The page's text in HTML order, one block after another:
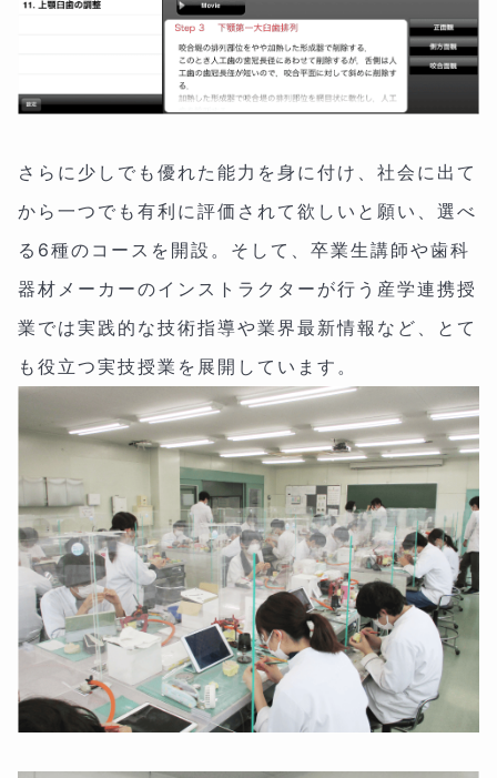
さらに少しでも優れた能力を身に付け、社会に出て
から一つでも有利に評価されて欲しいと願い、選べ
る6種のコースを開設。そして、卒業生講師や歯科
器材メーカーのインストラクターが行う産学連携授
業では実践的な技術指導や業界最新情報など、とて
も役立つ実技授業を展開しています。